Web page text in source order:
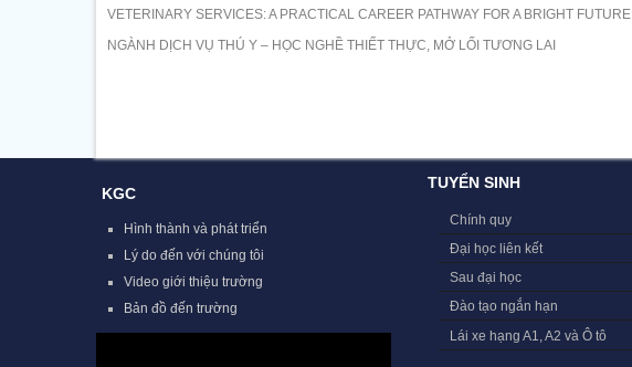
VETERINARY SERVICES: A PRACTICAL CAREER PATHWAY FOR A BRIGHT FUTURE
NGÀNH DỊCH VỤ THÚ Y – HỌC NGHỀ THIẾT THỰC, MỞ LỐI TƯƠNG LAI
KGC
Hình thành và phát triển
Lý do đến với chúng tôi
Video giới thiệu trường
Bản đồ đến trường
TUYỂN SINH
Chính quy
Đại học liên kết
Sau đại học
Đào tạo ngắn hạn
Lái xe hạng A1, A2 và Ô tô